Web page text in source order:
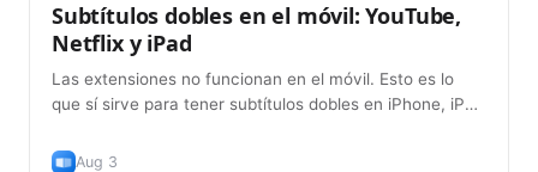
Consejos
Subtítulos dobles en el móvil: YouTube,
Netflix y iPad
Las extensiones no funcionan en el móvil. Esto es lo
que sí sirve para tener subtítulos dobles en iPhone, iPad
Aug 3